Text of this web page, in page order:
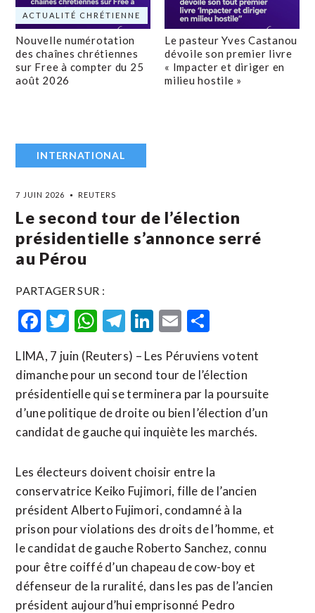
ACTUALITÉ CHRÉTIENNE
Nouvelle numérotation
des chaînes chrétiennes
sur Free à compter du 25
août 2026
Le pasteur Yves Castanou
dévoile son premier livre
« Impacter et diriger en
milieu hostile »
INTERNATIONAL
7 JUIN 2026 REUTERS
Le second tour de l’élection
présidentielle s’annonce serré
au Pérou
PARTAGER SUR :
Facebook
Twitter
WhatsApp
Telegram
LinkedIn
Email
LIMA, 7 juin (Reuters) – Les Péruviens votent
dimanche pour un second tour de l’élection
présidentielle qui se terminera par la poursuite
d’une politique de droite ou bien l’élection d’un
candidat de gauche qui inquiète les marchés.
Les électeurs doivent choisir entre la
conservatrice Keiko Fujimori, fille de l’ancien
président Alberto Fujimori, condamné à la
prison ​pour violations ‌des droits de l’homme, et
le candidat de gauche ​Roberto Sanchez, connu
pour ⁠être coiffé d’un chapeau de cow-boy et
défenseur de la ruralité, dans ‌les pas de l’ancien
‌président aujourd’hui emprisonné Pedro